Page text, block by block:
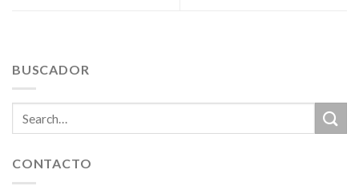
BUSCADOR
CONTACTO